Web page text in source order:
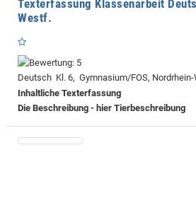
Texterfassung Klassenarbeit
Westf.
Deutsch Kl. 6, Gymnasium/FOS,
Inhaltliche Texterfassung
Die Beschreibung - hier Tierbeschreibung